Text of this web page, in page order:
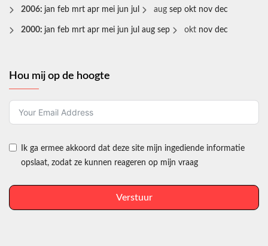
2006: jan feb mrt apr mei jun jul aug sep okt nov dec
2000: jan feb mrt apr mei jun jul aug sep okt nov dec
Hou mij op de hoogte
Ik ga ermee akkoord dat deze site mijn ingediende informatie
opslaat, zodat ze kunnen reageren op mijn vraag
Verstuur